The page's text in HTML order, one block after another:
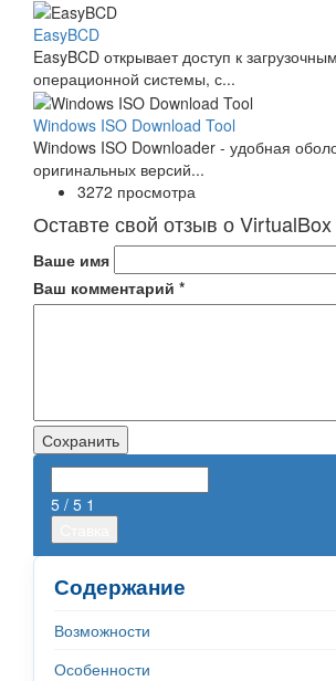
EasyBCD
EasyBCD открывает доступ к
операционной системы, с...
Windows ISO Download Tool
Windows ISO Downloader - удобная
оригинальных версий...
3272 просмотра
Оставте свой отзыв о VirtualBox
Ваше имя
Ваш комментарий *
5 / 5 1
Содержание
Возможности
Особенности